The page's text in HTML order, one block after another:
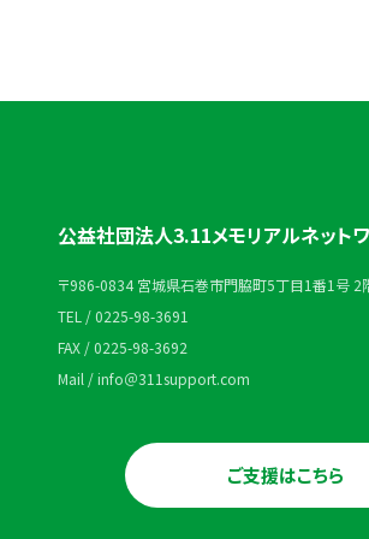
公益社団法人3.11メモリアルネット
〒986-0834 宮城県石巻市門脇町5丁目1番1号 2
TEL / 0225-98-3691
FAX / 0225-98-3692
Mail / info＠311support.com
ご支援はこちら